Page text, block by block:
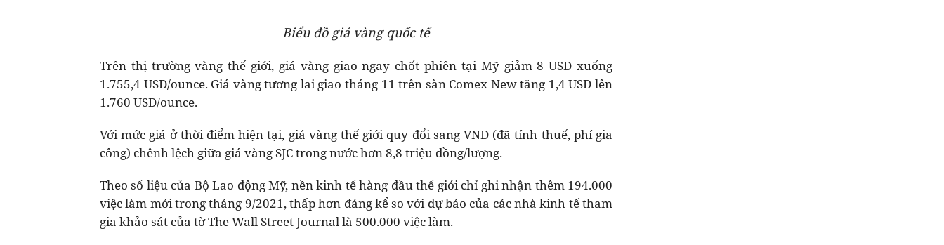
Biểu đồ giá vàng quốc tế
Trên thị trường vàng thế giới, giá vàng giao ngay chốt phiên tại Mỹ giảm 8 USD xuống
1.755,4 USD/ounce. Giá vàng tương lai giao tháng 11 trên sàn Comex New tăng 1,4 USD lên
1.760 USD/ounce.
Với mức giá ở thời điểm hiện tại, giá vàng thế giới quy đổi sang VND (đã tính thuế, phí gia
công) chênh lệch giữa giá vàng SJC trong nước hơn 8,8 triệu đồng/lượng.
Theo số liệu của Bộ Lao động Mỹ, nền kinh tế hàng đầu thế giới chỉ ghi nhận thêm 194.000
việc làm mới trong tháng 9/2021, thấp hơn đáng kể so với dự báo của các nhà kinh tế tham
gia khảo sát của tờ The Wall Street Journal là 500.000 việc làm.